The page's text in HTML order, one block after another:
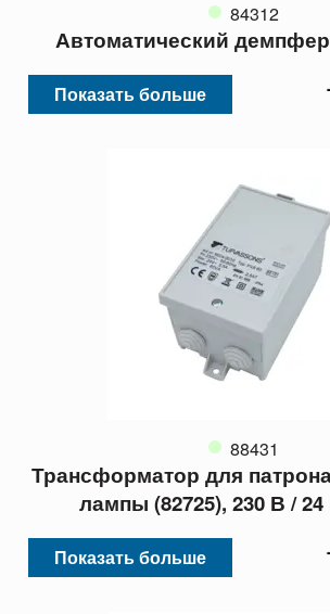
84312
Автоматический
Показать больше
88431
Трансформатор для
лампы (82725), 230 В /
Показать больше